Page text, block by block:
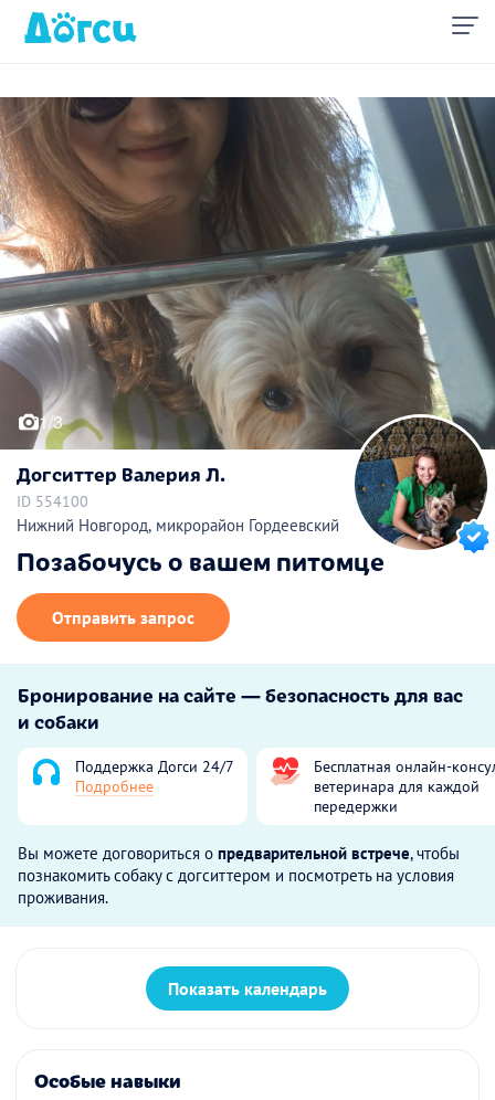
1/3
Догситтер Валерия Л.
ID 554100
Нижний Новгород, микрорайон Гордеевский
Позабочусь о вашем питомце
Отправить запрос
Бронирование на сайте — безопасность для вас
и собаки
Поддержка Догси 24/7
Подробнее
Бесплатная онлайн-
ветеринара для каждой
передержки
Вы можете договориться о предварительной встрече, чтобы
познакомить собаку с догситтером и посмотреть на условия
проживания.
Показать календарь
Особые навыки